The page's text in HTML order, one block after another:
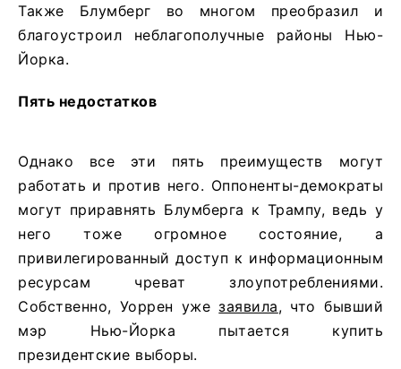
Также Блумберг во многом преобразил и
благоустроил неблагополучные районы Нью-
Йорка.
Пять недостатков
Однако все эти пять преимуществ могут
работать и против него. Оппоненты-демократы
могут приравнять Блумберга к Трампу, ведь у
него тоже огромное состояние, а
привилегированный доступ к информационным
ресурсам чреват злоупотреблениями.
Собственно, Уоррен ужезаявила, что бывший
мэр Нью-Йорка пытается купить
президентские выборы.